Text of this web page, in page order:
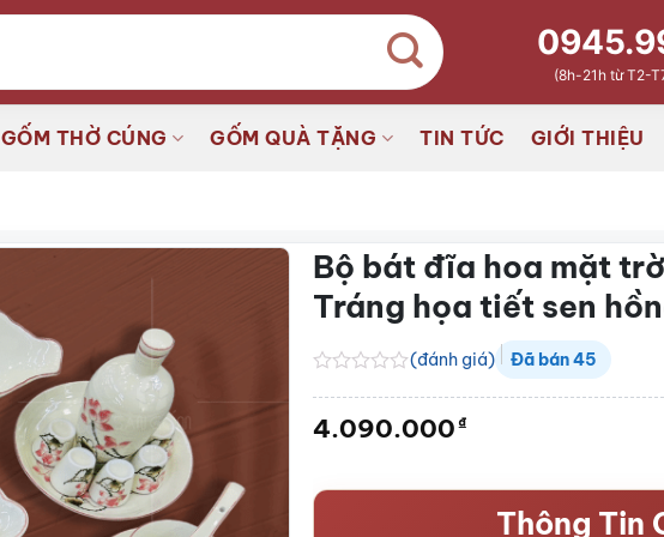
(8h-21h từ T2-
GỐM THỜ CÚNG GỐM QUÀ TẶNG TIN TỨC GIỚI THIỆU
Bộ bát đĩa hoa mặt
Tráng họa tiết sen
hạng
(đánh giá) Đã bán45
4.090.000 ₫
Thông Tin